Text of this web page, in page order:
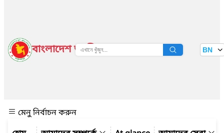
বাংলাদেশ জাতীয় তথ্য বাতায়ন BN
মেনু নির্বাচন করুন